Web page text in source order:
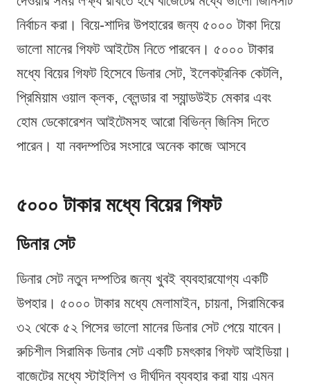
নির্বাচন করা। বিয়ে-শাদির উপহারের জন্য ৫০০০ টাকা দিয়ে
ভালো মানের গিফট আইটেম নিতে পারবেন। ৫০০০ টাকার
মধ্যে বিয়ের গিফট হিসেবে ডিনার সেট, ইলেকট্রনিক কেটলি,
প্রিমিয়াম ওয়াল ক্লক, ব্লেন্ডার বা স্যান্ডউইচ মেকার এবং
হোম ডেকোরেশন আইটেমসহ আরো বিভিন্ন জিনিস দিতে
পারেন। যা নবদম্পতির সংসারে অনেক কাজে আসবে
৫০০০ টাকার মধ্যে বিয়ের গিফট
ডিনার সেট
ডিনার সেট নতুন দম্পতির জন্য খুবই ব্যবহারযোগ্য একটি
উপহার। ৫০০০ টাকার মধ্যে মেলামাইন, চায়না, সিরামিকের
৩২ থেকে ৫২ পিসের ভালো মানের ডিনার সেট পেয়ে যাবেন।
রুচিশীল সিরামিক ডিনার সেট একটি চমৎকার গিফট আইডিয়া।
বাজেটের মধ্যে স্টাইলিশ ও দীর্ঘদিন ব্যবহার করা যায় এমন